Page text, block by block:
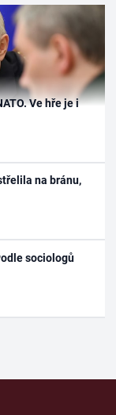
Ve hře je i
na bránu,
sociologů